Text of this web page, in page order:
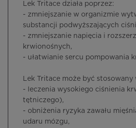
Lek Tritace działa poprzez:
- zmniejszanie w organizmie
substancji podwyższających
- zmniejszanie napięcia i
krwionośnych,
- ułatwianie sercu pompowania
Lek Tritace może być stosowany
- leczenia wysokiego ciśnienia
tętniczego),
- obniżenia ryzyka zawału
udaru mózgu,